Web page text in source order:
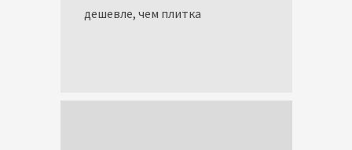
дешевле, чем плитка